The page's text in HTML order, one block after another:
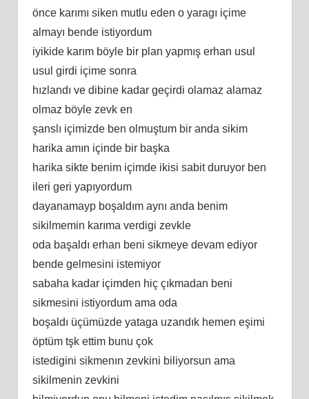
önce karımı siken mutlu eden o yaragı içime
almayı bende istiyordum
iyikide karım böyle bir plan yapmış erhan usul
usul girdi içime sonra
hızlandı ve dibine kadar geçirdi olamaz alamaz
olmaz böyle zevk en
şanslı içimizde ben olmuştum bir anda sikim
harika amın içinde bir başka
harika sikte benim içimde ikisi sabit duruyor ben
ileri geri yapıyordum
dayanamayp boşaldım aynı anda benim
sikilmemin karıma verdigi zevkle
oda başaldı erhan beni sikmeye devam ediyor
bende gelmesini istemiyor
sabaha kadar içimden hiç çıkmadan beni
sikmesini istiyordum ama oda
boşaldı üçümüzde yataga uzandık hemen eşimi
öptüm tşk ettim bunu çok
istedigini sikmenın zevkini biliyorsun ama
sikilmenin zevkini